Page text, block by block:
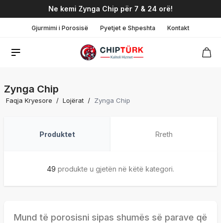
Ne kemi Zynga Chip për 7 & 24 orë!
Gjurmimi i Porosisë Pyetjet e Shpeshta Kontakt
Zynga Chip
Faqja Kryesore / Lojërat / Zynga Chip
Produktet Rreth
49 produkte u gjetën në këtë kategori.
Mund të porosisni sipas shumës së parave që